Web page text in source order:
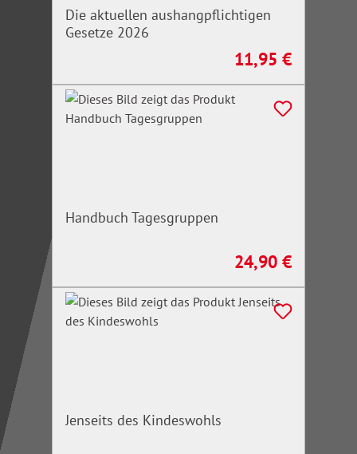
Die aktuellen aushangpflichtigen
Gesetze 2026
Regulärer Preis:
11,95 €
Handbuch Tagesgruppen
Regulärer Preis:
24,90 €
Jenseits des Kindeswohls